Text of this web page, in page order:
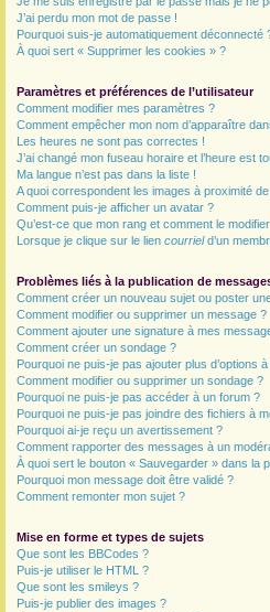
J’ai perdu mon mot de passe !
Pourquoi suis-je automatiquement déconnecté
À quoi sert « Supprimer les cookies » ?
Paramètres et préférences de l’utilisateur
Comment modifier mes paramètres ?
Comment empêcher mon nom d’apparaître
Les heures ne sont pas correctes !
J’ai changé mon fuseau horaire et l’heure est
Ma langue n’est pas dans la liste !
A quoi correspondent les images à proximité
Comment puis-je afficher un avatar ?
Qu’est-ce que mon rang et comment le
Lorsque je clique sur le lien courrield’un
Problèmes liés à la publication de
Comment créer un nouveau sujet ou poster
Comment modifier ou supprimer un message ?
Comment ajouter une signature à mes
Comment créer un sondage ?
Pourquoi ne puis-je pas ajouter plus d’options
Comment modifier ou supprimer un sondage ?
Pourquoi ne puis-je pas accéder à un forum ?
Pourquoi ne puis-je pas joindre des fichiers à
Pourquoi ai-je reçu un avertissement ?
Comment rapporter des messages à un
À quoi sert le bouton « Sauvegarder » dans la
Pourquoi mon message doit être validé ?
Comment remonter mon sujet ?
Mise en forme et types de sujets
Que sont les BBCodes ?
Puis-je utiliser le HTML ?
Que sont les smileys ?
Puis-je publier des images ?